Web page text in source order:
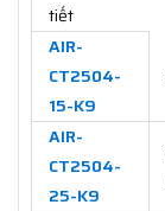
tiết
AIR-
CT2504-
15-K9
AIR-
CT2504-
25-K9